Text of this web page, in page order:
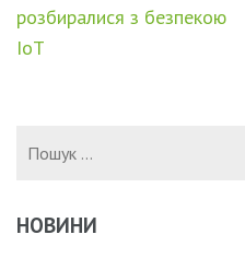
розбиралися з безпекою
IoT
НОВИНИ